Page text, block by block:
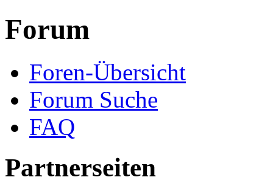
Forum
Foren-Übersicht
Forum Suche
FAQ
Partnerseiten